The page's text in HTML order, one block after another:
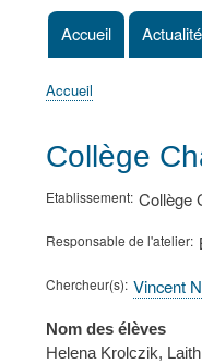
Navigation
principale
Accueil
d'Ariane
Accueil
Collège
Etablissement Collège
Responsable de l'atelier
Chercheur(s) Vincent
Nom des élèves
Helena Krolczik,